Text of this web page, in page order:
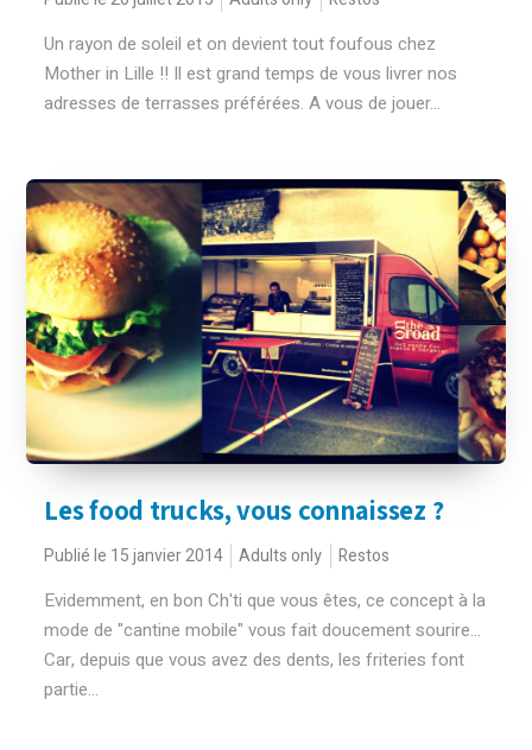
Un rayon de soleil et on devient tout foufous chez
Mother in Lille !! Il est grand temps de vous livrer nos
adresses de terrasses préférées. A vous de jouer...
Les food trucks, vous connaissez ?
Publié le 15 janvier 2014 Adults only Restos
Evidemment, en bon Ch'ti que vous êtes, ce concept à la
mode de "cantine mobile" vous fait doucement sourire...
Car, depuis que vous avez des dents, les friteries font
partie...